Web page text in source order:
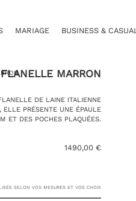
MARIAGE BUSINESS & CASUAL
MARRON
DE LAINE ITALIENNE
ELLE PRÉSENTE UNE ÉPAULE
ET DES POCHES PLAQUÉES.
1490,00 €
SELON VOS MESURES ET VOS CHOIX